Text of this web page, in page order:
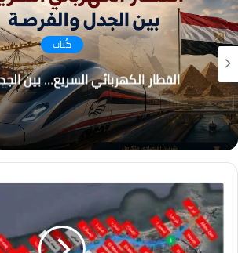
كُتاب
التغير المناخي… من التحذير
العالم يعيش عصر